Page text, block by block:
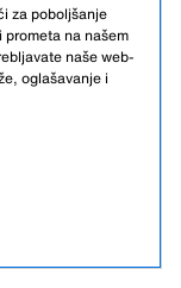
za poboljšanje
na našem
naše web-
oglašavanje i